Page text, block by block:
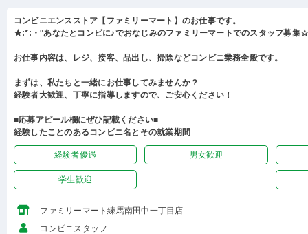
コンビニエンスストア【ファミリーマート】のお仕事です。
★:*:・°あなたとコンビに♪でおなじみのファミリーマートでのスタッフ募集
お仕事内容は、レジ、接客、品出し、掃除などコンビニ業務全般です。
まずは、私たちと一緒にお仕事してみませんか？
経験者大歓迎、丁寧に指導しますので、ご安心ください！
■応募アピール欄にぜひ記載ください■
経験したことのあるコンビニ名とその就業期間
経験者優遇 男女歓迎
学生歓迎
ファミリーマート練馬南田中一丁目店
コンビニスタッフ